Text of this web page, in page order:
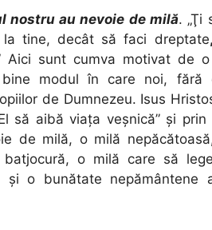
nostru au nevoie de milă. „Ţi
la tine, decât să faci dreptate
Aici sunt cumva motivat de
modul în care noi,
de Dumnezeu. Isus
să aibă viaţa veşnică” şi
de milă, o milă
batjocură, o milă care să
şi o bunătate